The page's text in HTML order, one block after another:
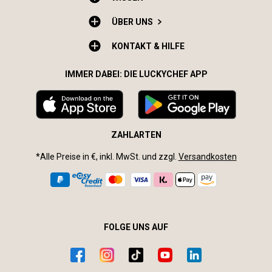
ÜBER UNS
KONTAKT & HILFE
IMMER DABEI: DIE LUCKYCHEF APP
ZAHLARTEN
*Alle Preise in €, inkl. MwSt. und zzgl. Versandkosten
FOLGE UNS AUF